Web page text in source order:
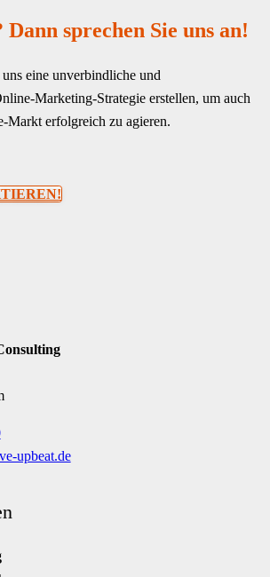
sprechen Sie uns an!
eine unverbindliche und
Marketing-Strategie erstellen, um auch
Markt erfolgreich zu agieren.
upbeat.de